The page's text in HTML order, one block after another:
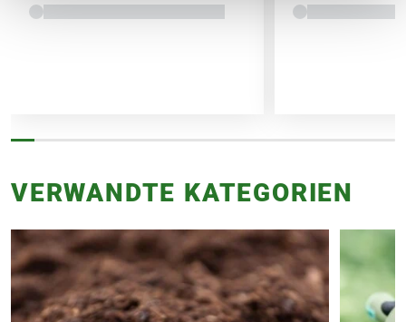
VERWANDTE KATEGORIEN